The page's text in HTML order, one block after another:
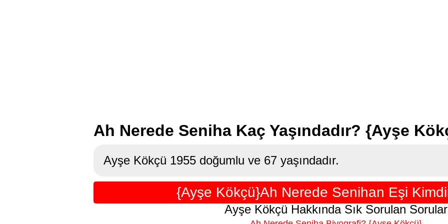
Ah Nerede Seniha Kaç Yaşındadır? {Ayşe
Ayşe Kökçü 1955 doğumlu ve 67 yaşındadır.
{Ayşe Kökçü}Ah Nerede Senihan Eşi
Ayşe Kökçü Hakkında Sık Sorulan Sorular